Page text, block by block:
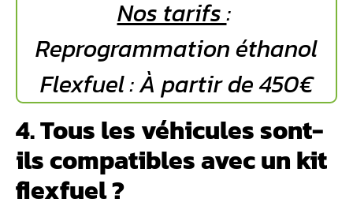
Nos tarifs:
Reprogrammation éthanol
Flexfuel : À partir de 450€
4. Tous les véhicules sont-
ils compatibles avec un kit
flexfuel ?